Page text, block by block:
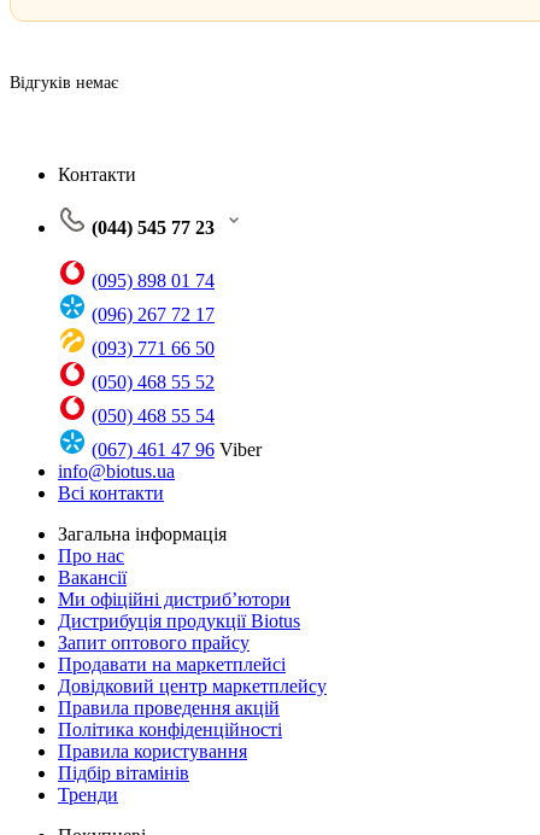
Відгуків немає
Контакти
(044) 545 77 23
(095) 898 01 74
(096) 267 72 17
(093) 771 66 50
(050) 468 55 52
(050) 468 55 54
(067) 461 47 96 Viber
info@biotus.ua
Всі контакти
Загальна інформація
Про нас
Вакансії
Ми офіційні дистриб’ютори
Дистрибуція продукції Biotus
Запит оптового прайсу
Продавати на маркетплейсі
Довідковий центр маркетплейсу
Правила проведення акцій
Політика конфіденційності
Правила користування
Підбір вітамінів
Тренди